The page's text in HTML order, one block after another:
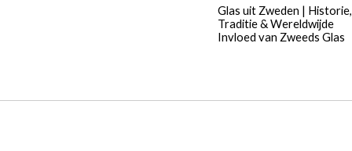
Glas uit Zweden | Historie,
Traditie & Wereldwijde
Invloed van Zweeds Glas